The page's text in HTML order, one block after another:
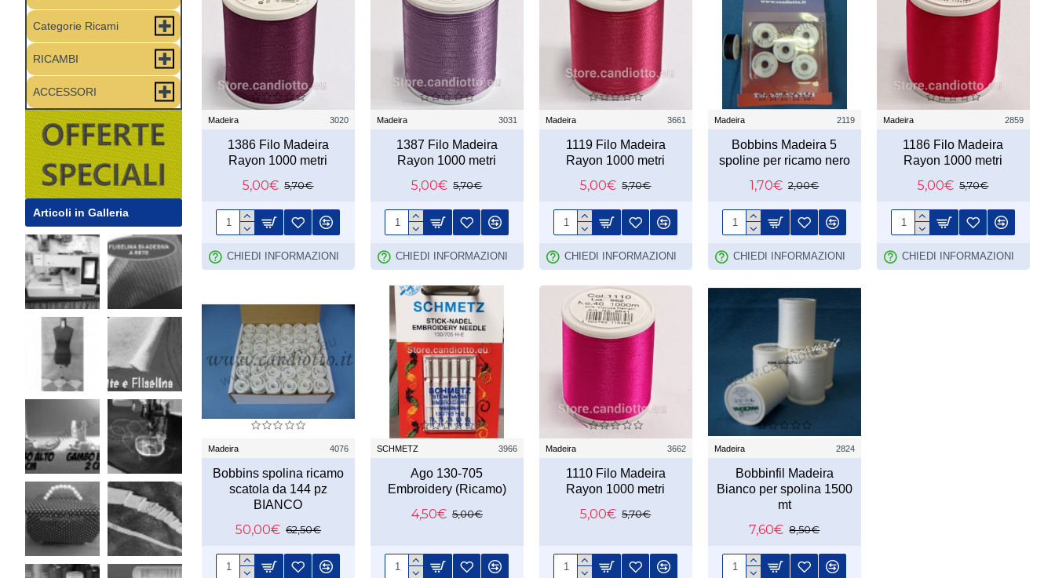
Categorie Ricami
RICAMBI
ACCESSORI
Articoli in Galleria
Madeira 3020
1386 Filo Madeira
Rayon 1000 metri
5,00€ 5,70€
CHIEDI INFORMAZIONI
Madeira 3031
1387 Filo Madeira
Rayon 1000 metri
5,00€ 5,70€
CHIEDI INFORMAZIONI
Madeira 3661
1119 Filo Madeira
Rayon 1000 metri
5,00€ 5,70€
CHIEDI INFORMAZIONI
Madeira 2119
Bobbins Madeira 5
spoline per ricamo nero
1,70€ 2,00€
CHIEDI INFORMAZIONI
Madeira 2859
1186 Filo Madeira
Rayon 1000 metri
5,00€ 5,70€
CHIEDI INFORMAZIONI
Madeira 4076
Bobbins spolina ricamo
scatola da 144 pz
BIANCO
50,00€ 62,50€
SCHMETZ 3966
Ago 130-705
Embroidery (Ricamo)
4,50€ 5,00€
Madeira 3662
1110 Filo Madeira
Rayon 1000 metri
5,00€ 5,70€
Madeira 2824
Bobbinfil Madeira
Bianco per spolina 1500
mt
7,60€ 8,50€